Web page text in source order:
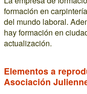
formación en
del mundo laboral.
hay formación en
actualización.
Elementos a
Asociación